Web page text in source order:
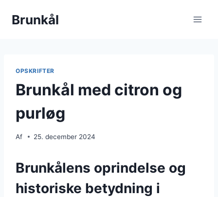
Brunkål
OPSKRIFTER
Brunkål med citron og
purløg
Af 25. december 2024
Brunkålens oprindelse og
historiske betydning i